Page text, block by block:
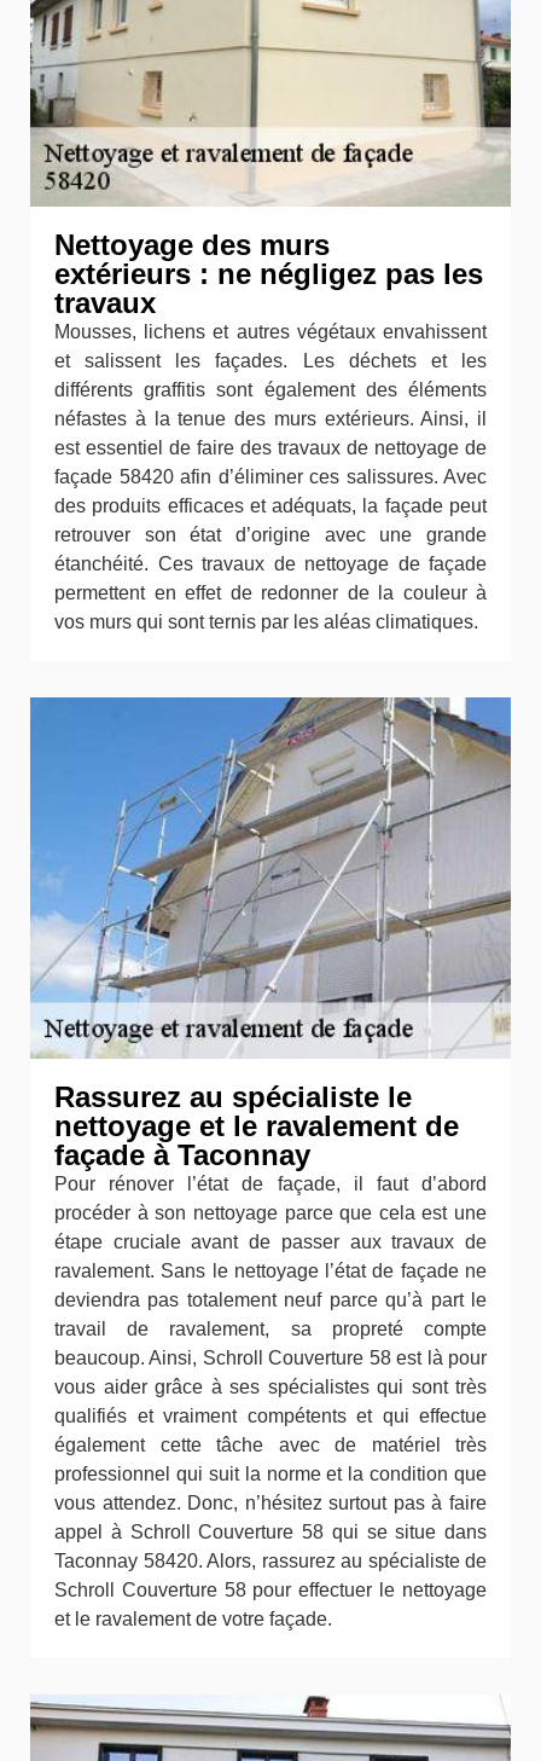
Nettoyage des murs
extérieurs : ne négligez pas les
travaux
Mousses, lichens et autres végétaux envahissent
et salissent les façades. Les déchets et les
différents graffitis sont également des éléments
néfastes à la tenue des murs extérieurs. Ainsi, il
est essentiel de faire des travaux de nettoyage de
façade 58420 afin d’éliminer ces salissures. Avec
des produits efficaces et adéquats, la façade peut
retrouver son état d’origine avec une grande
étanchéité. Ces travaux de nettoyage de façade
permettent en effet de redonner de la couleur à
vos murs qui sont ternis par les aléas climatiques.
Rassurez au spécialiste le
nettoyage et le ravalement de
façade à Taconnay
Pour rénover l’état de façade, il faut d’abord
procéder à son nettoyage parce que cela est une
étape cruciale avant de passer aux travaux de
ravalement. Sans le nettoyage l’état de façade ne
deviendra pas totalement neuf parce qu’à part le
travail de ravalement, sa propreté compte
beaucoup. Ainsi, Schroll Couverture 58 est là pour
vous aider grâce à ses spécialistes qui sont très
qualifiés et vraiment compétents et qui effectue
également cette tâche avec de matériel très
professionnel qui suit la norme et la condition que
vous attendez. Donc, n’hésitez surtout pas à faire
appel à Schroll Couverture 58 qui se situe dans
Taconnay 58420. Alors, rassurez au spécialiste de
Schroll Couverture 58 pour effectuer le nettoyage
et le ravalement de votre façade.